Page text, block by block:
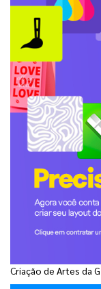
Criação de Artes da